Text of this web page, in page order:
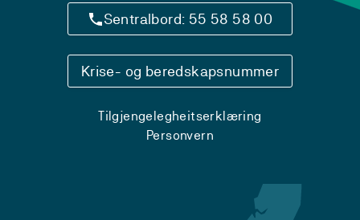
Sentralbord: 55 58 58 00
Krise- og beredskapsnummer
Tilgjengelegheitserklæring
Personvern